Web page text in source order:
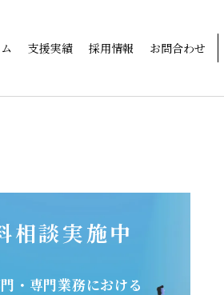
支援実績 採用情報 お問合わせ
相談実施中
・専門業務における